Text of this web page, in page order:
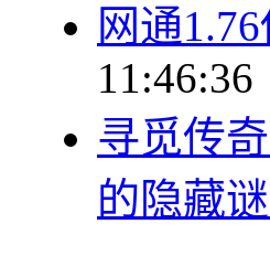
网通
11:46:36
寻觅传
的隐藏